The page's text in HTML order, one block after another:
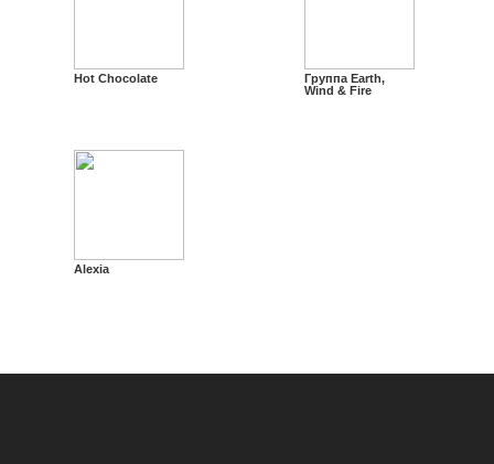
Hot Chocolate
Группа Earth,
Wind & Fire
Alexia